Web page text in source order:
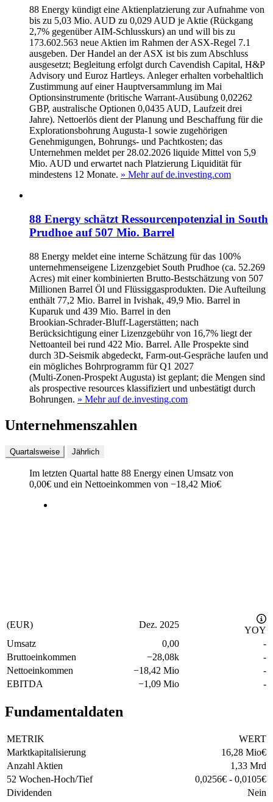
88 Energy kündigt eine Aktienplatzierung zur Aufnahme von
bis zu 5,03 Mio. AUD zu 0,029 AUD je Aktie (Rückgang
2,7% gegenüber AIM-Schlusskurs) an und will bis zu
173.602.563 neue Aktien im Rahmen der ASX-Regel 7.1
ausgeben. Der Handel an der ASX ist bis zum Abschluss
ausgesetzt; Begleitung erfolgt durch Cavendish Capital, H&P
Advisory und Euroz Hartleys. Anleger erhalten vorbehaltlich
Zustimmung auf einer Hauptversammlung im Mai
Optionsinstrumente (britische Warrant-Ausübung 0,02262
GBP, australische Optionen 0,0435 AUD, Laufzeit drei
Jahre). Nettoerlös dient der Planung und Beschaffung für die
Explorationsbohrung Augusta-1 sowie zugehörigen
Genehmigungen, Bohrungs- und Pachtkosten; das
Unternehmen meldet per 28.02.2026 liquide Mittel von 5,9
Mio. AUD und erwartet nach Platzierung Liquidität für
mindestens 12 Monate. » Mehr auf de.investing.com
88 Energy schätzt Ressourcenpotenzial in South
Prudhoe auf 507 Mio. Barrel
88 Energy meldet eine interne Schätzung für das 100%
unternehmenseigene Lizenzgebiet South Prudhoe (ca. 52.269
Acres) mit einer kombinierten Brutto-Bestschätzung von 507
Millionen Barrel Öl und Flüssiggasprodukten. Die Aufteilung
enthält 77,2 Mio. Barrel in Ivishak, 49,9 Mio. Barrel in
Kuparuk und 439 Mio. Barrel in den
Brookian‑Schrader‑Bluff‑Lagerstätten; nach
Berücksichtigung einer Lizenzgebühr von 16,7% liegt der
Nettoanteil bei rund 422 Mio. Barrel. Alle Prospekte sind
durch 3D-Seismik abgedeckt, Farm-out‑Gespräche laufen und
ein mögliches Bohrprogramm für Q1 2027
(Multi‑Zonen‑Prospekt Augusta) ist geplant; die Mengen sind
als prospective resources klassifiziert und unbestätigt durch
Bohrungen. » Mehr auf de.investing.com
Unternehmenszahlen
Quartalsweise Jährlich
Im letzten Quartal hatte 88 Energy einen Umsatz von
0,00€ und ein Nettoeinkommen von −18,42 Mio€
(EUR) Dez. 2025
YOY
Umsatz
0,00
-
Bruttoeinkommen
−28,08k
-
Nettoeinkommen
−18,42 Mio
-
EBITDA
−1,09 Mio -
Fundamentaldaten
METRIK
WERT
Marktkapitalisierung
16,28 Mio€
Anzahl Aktien
1,33 Mrd
52 Wochen-Hoch/Tief
0,0256€ - 0,0105€
Dividenden
Nein